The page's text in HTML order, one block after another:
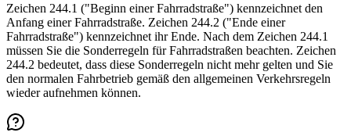
Zeichen 244.1 ("Beginn einer Fahrradstraße") kennzeichnet den
Anfang einer Fahrradstraße. Zeichen 244.2 ("Ende einer
Fahrradstraße") kennzeichnet ihr Ende. Nach dem Zeichen 244.1
müssen Sie die Sonderregeln für Fahrradstraßen beachten. Zeichen
244.2 bedeutet, dass diese Sonderregeln nicht mehr gelten und Sie
den normalen Fahrbetrieb gemäß den allgemeinen Verkehrsregeln
wieder aufnehmen können.